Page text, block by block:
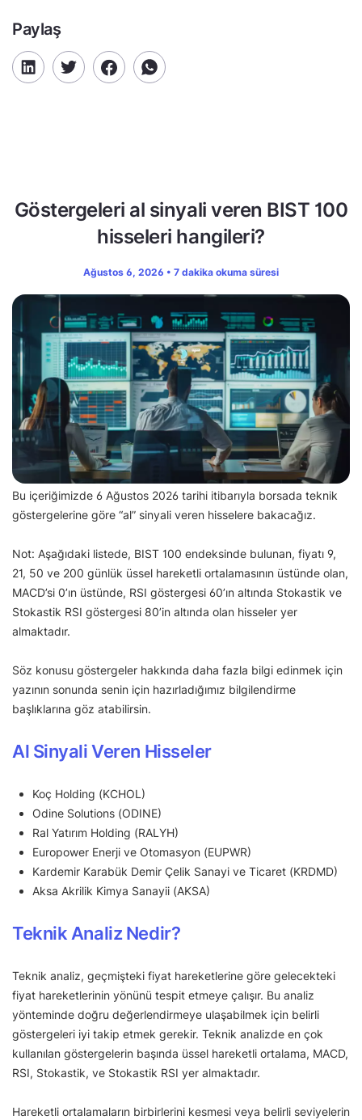
Paylaş
Göstergeleri al sinyali veren BIST 100
hisseleri hangileri?
Ağustos 6, 2026 • 7 dakika okuma süresi
Bu içeriğimizde 6 Ağustos 2026 tarihi itibarıyla borsada teknik
göstergelerine göre “al” sinyali veren hisselere bakacağız.
Not: Aşağıdaki listede, BIST 100 endeksinde bulunan, fiyatı 9,
21, 50 ve 200 günlük üssel hareketli ortalamasının üstünde olan,
MACD’si 0’ın üstünde, RSI göstergesi 60’ın altında Stokastik ve
Stokastik RSI göstergesi 80’in altında olan hisseler yer
almaktadır.
Söz konusu göstergeler hakkında daha fazla bilgi edinmek için
yazının sonunda senin için hazırladığımız bilgilendirme
başlıklarına göz atabilirsin.
Al Sinyali Veren Hisseler
Koç Holding (KCHOL)
Odine Solutions (ODINE)
Ral Yatırım Holding (RALYH)
Europower Enerji ve Otomasyon (EUPWR)
Kardemir Karabük Demir Çelik Sanayi ve Ticaret (KRDMD)
Aksa Akrilik Kimya Sanayii (AKSA)
Teknik Analiz Nedir?
Teknik analiz, geçmişteki fiyat hareketlerine göre gelecekteki
fiyat hareketlerinin yönünü tespit etmeye çalışır. Bu analiz
yönteminde doğru değerlendirmeye ulaşabilmek için belirli
göstergeleri iyi takip etmek gerekir. Teknik analizde en çok
kullanılan göstergelerin başında üssel hareketli ortalama, MACD,
RSI, Stokastik, ve Stokastik RSI yer almaktadır.
Hareketli ortalamaların birbirlerini kesmesi veya belirli seviyelerin